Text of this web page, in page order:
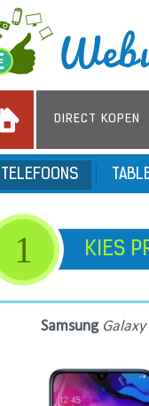
DIRECT KOPEN
TELEFOONS
1 KIES
Samsung